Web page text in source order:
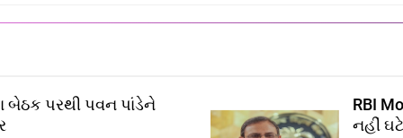
બેઠક પરથી પવન પાંડેને
RBI
નહીં ઘટે